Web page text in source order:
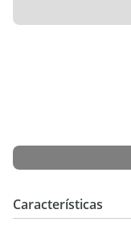
Características